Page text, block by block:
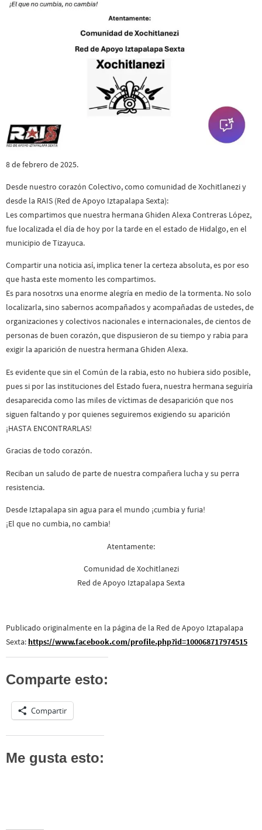
8 de febrero de 2025.
Desde nuestro corazón Colectivo, como comunidad de Xochitlanezi y
desde la RAIS (Red de Apoyo Iztapalapa Sexta):
Les compartimos que nuestra hermana Ghiden Alexa Contreras López,
fue localizada el día de hoy por la tarde en el estado de Hidalgo, en el
municipio de Tizayuca.
Compartir una noticia así, implica tener la certeza absoluta, es por eso
que hasta este momento les compartimos.
Es para nosotrxs una enorme alegría en medio de la tormenta. No solo
localizarla, sino sabernos acompañados y acompañadas de ustedes, de
organizaciones y colectivos nacionales e internacionales, de cientos de
personas de buen corazón, que dispusieron de su tiempo y rabia para
exigir la aparición de nuestra hermana Ghiden Alexa.
Es evidente que sin el Común de la rabia, esto no hubiera sido posible,
pues si por las instituciones del Estado fuera, nuestra hermana seguiría
desaparecida como las miles de víctimas de desaparición que nos
siguen faltando y por quienes seguiremos exigiendo su aparición
¡HASTA ENCONTRARLAS!
Gracias de todo corazón.
Reciban un saludo de parte de nuestra compañera lucha y su perra
resistencia.
Desde Iztapalapa sin agua para el mundo ¡cumbia y furia!
¡El que no cumbia, no cambia!
Atentamente:
Comunidad de Xochitlanezi
Red de Apoyo Iztapalapa Sexta
Publicado originalmente en la página de la Red de Apoyo Iztapalapa
Sexta: https://www.facebook.com/profile.php?id=100068717974515
Comparte esto:
Compartir
Me gusta esto: